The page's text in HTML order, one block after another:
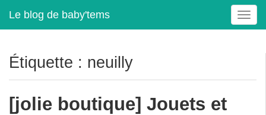
Le blog de baby'tems
T
o
e
Étiquette : neuilly
[jolie boutique] Jouets et